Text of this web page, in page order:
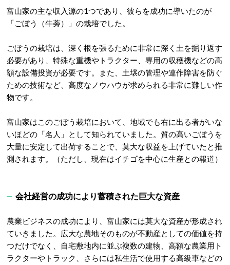
富山家の主な収入源の1つであり、彼らを成功に導いたのが
「ごぼう（牛蒡）」の栽培でした。
ごぼうの栽培は、深く根を張るために非常に深く土を掘り返す
必要があり、特殊な重機やトラクター、専用の収穫機などの高
額な設備投資が必要です。また、土壌の管理や連作障害を防ぐ
ための技術など、高度なノウハウが求められる非常に難しい作
物です。
富山家はこのごぼう栽培において、地域でも右に出る者がいな
いほどの「名人」として知られていました。質の高いごぼうを
大量に安定して出荷することで、莫大な収益を上げていたと推
測されます。（ただし、現在はイチゴを中心に生産との報道）
会社経営の成功により蓄積された巨大な資産
農業ビジネスの成功により、富山家には莫大な資産が形成され
ていきました。広大な農地そのものが不動産としての価値を持
つだけでなく、自宅敷地内に並ぶ複数の建物、高額な農業用ト
ラクターやトラック、さらには私生活で使用する高級車などの